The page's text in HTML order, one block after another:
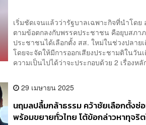
เริ่มชัดเจนแล้วว่ารัฐบาลเฉพาะกิจที่นำโด
ตามข้อตกลงกับพรรคประชาชน คือยุบสภาภ
ประชาชนได้เลือกตั้ง สส. ใหม่ในช่วงปลาย
โดยจะจัดให้มีการออกเสียงประชามติใน
ความเป็นไปได้ว่าจะประกอบด้วย 2 เรื่องห
29 เมษายน 2025
นฤมลปลื้มกล้าธรรม คว้าชัยเลือกตั้งซ่
พร้อมขยายทั่วไทย โต้ข้อกล่าวหาทุจริ